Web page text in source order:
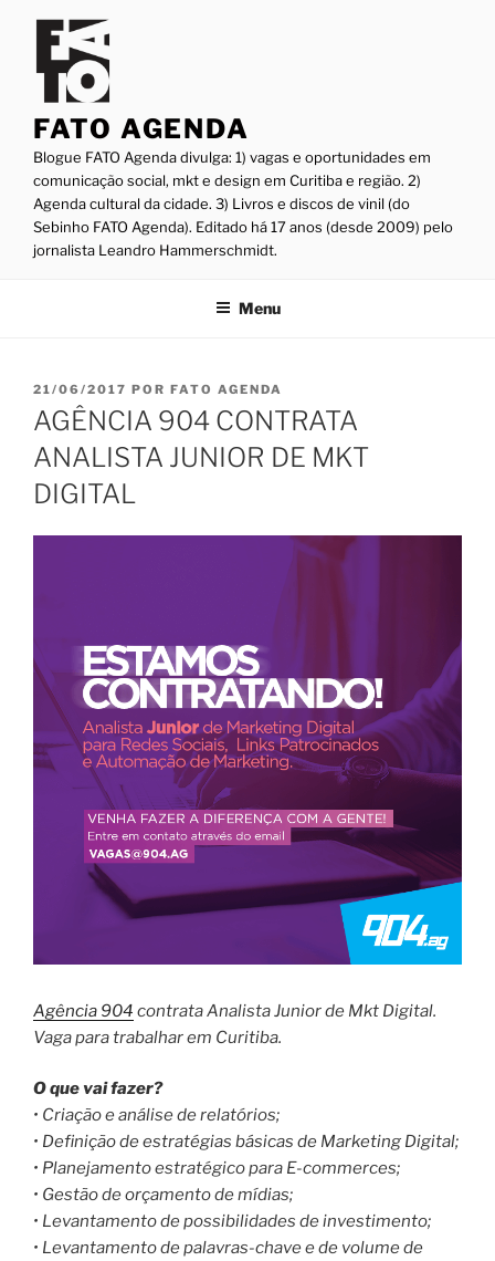
conteúdo
FATO AGENDA
Blogue FATO Agenda divulga: 1) vagas e oportunidades em
comunicação social, mkt e design em Curitiba e região. 2)
Agenda cultural da cidade. 3) Livros e discos de vinil (do
Sebinho FATO Agenda). Editado há 17 anos (desde 2009) pelo
jornalista Leandro Hammerschmidt.
Menu
PUBLICADO
EM
21/06/2017 POR FATO AGENDA
AGÊNCIA 904 CONTRATA
ANALISTA JUNIOR DE MKT
DIGITAL
Agência 904 contrata Analista Junior de Mkt Digital.
Vaga para trabalhar em Curitiba.
O que vai fazer?
• Criação e análise de relatórios;
• Definição de estratégias básicas de Marketing Digital;
• Planejamento estratégico para E-commerces;
• Gestão de orçamento de mídias;
• Levantamento de possibilidades de investimento;
• Levantamento de palavras-chave e de volume de